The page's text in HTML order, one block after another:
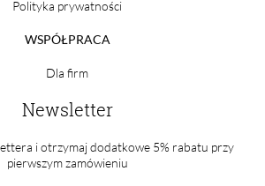
Polityka prywatności
WSPÓŁPRACA
Dla firm
Newsletter
i otrzymaj dodatkowe 5% rabatu przy
pierwszym zamówieniu